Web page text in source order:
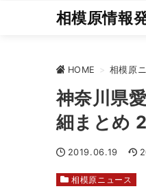
相模原情報
HOME > 相模原
神奈川県
細まとめ
2019.06.19
相模原ニュース